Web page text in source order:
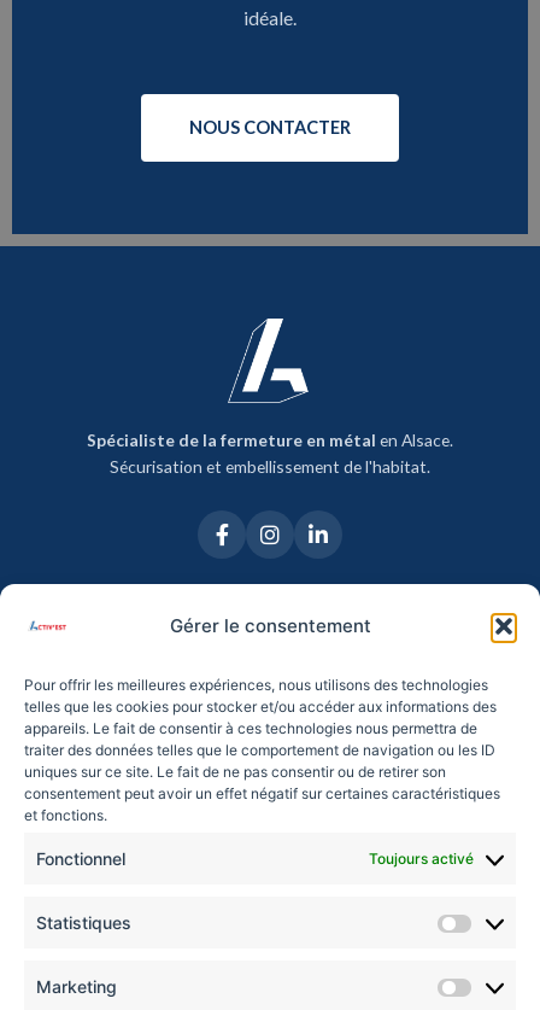
Gérer le consentement
Pour offrir les meilleures expériences, nous utilisons des technologies
telles que les cookies pour stocker et/ou accéder aux informations des
appareils. Le fait de consentir à ces technologies nous permettra de
traiter des données telles que le comportement de navigation ou les ID
uniques sur ce site. Le fait de ne pas consentir ou de retirer son
consentement peut avoir un effet négatif sur certaines caractéristiques
et fonctions.
Fonctionnel Toujours activé
Statistiques
Marketing
idéale.
NOUS CONTACTER
Spécialiste de la fermeture en métal en Alsace.
Sécurisation et embellissement de l'habitat.
NAVIGATION
➜ Qui sommes-nous ?
Portails
Clôtures